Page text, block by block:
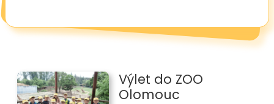
Výlet do ZOO
Olomouc